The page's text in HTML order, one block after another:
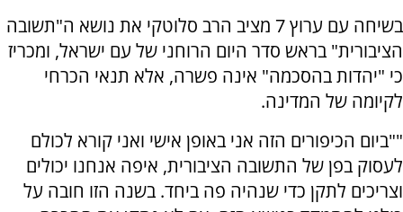
בשיחה עם ערוץ 7 מציב הרב סלוטקי את נושא ה"תשובה
הציבורית" בראש סדר היום הרוחני של עם ישראל, ומכריז
כי "יהדות בהסכמה" אינה פשרה, אלא תנאי הכרחי
לקיומה של המדינה.
""ביום הכיפורים הזה אני באופן אישי ואני קורא לכולם
לעסוק בפן של התשובה הציבורית, איפה אנחנו יכולים
וצריכים לתקן כדי שנהיה פה ביחד. בשנה הזו חובה על